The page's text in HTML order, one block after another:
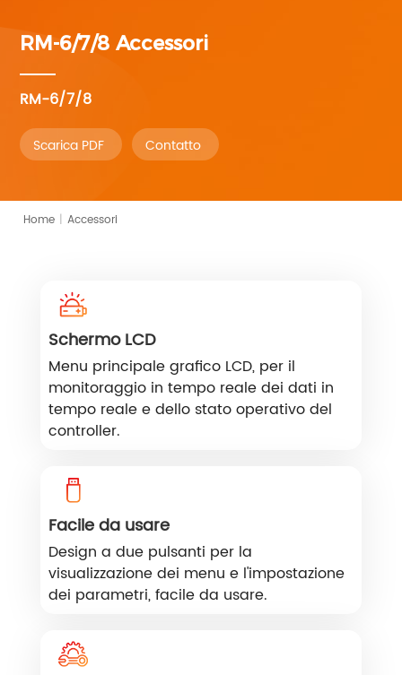
RM-6/7/8Accessori
RM-6/7/8
Scarica PDF Contatto
Home | Accessori
Schermo LCD
Menu principale grafico LCD, per il
monitoraggio in tempo reale dei dati in
tempo reale e dello stato operativo del
controller.
Facile da usare
Design a due pulsanti per la
visualizzazione dei menu e l'impostazione
dei parametri, facile da usare.